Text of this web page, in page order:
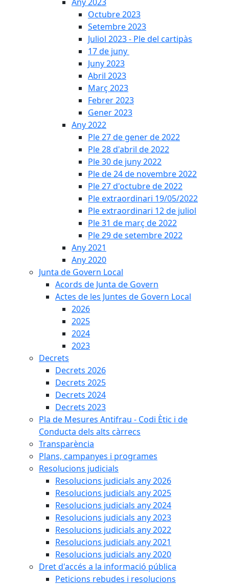
Octubre 2023
Setembre 2023
Juliol 2023 - Ple del cartipàs
17 de juny
Juny 2023
Abril 2023
Març 2023
Febrer 2023
Gener 2023
Any 2022
Ple 27 de gener de 2022
Ple 28 d'abril de 2022
Ple 30 de juny 2022
Ple de 24 de novembre 2022
Ple 27 d'octubre de 2022
Ple extraordinari 19/05/2022
Ple extraordinari 12 de juliol
Ple 31 de març de 2022
Ple 29 de setembre 2022
Any 2021
Any 2020
Junta de Govern Local
Acords de Junta de Govern
Actes de les Juntes de Govern Local
2026
2025
2024
2023
Decrets
Decrets 2026
Decrets 2025
Decrets 2024
Decrets 2023
Pla de Mesures Antifrau - Codi Ètic i de
Conducta dels alts càrrecs
Transparència
Plans, campanyes i programes
Resolucions judicials
Resolucions judicials any 2026
Resolucions judicials any 2025
Resolucions judicials any 2024
Resolucions judicials any 2023
Resolucions judicials any 2022
Resolucions judicials any 2021
Resolucions judicials any 2020
Dret d'accés a la informació pública
Peticions rebudes i resolucions